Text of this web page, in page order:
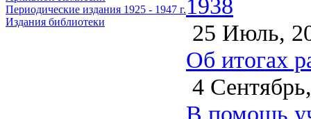
Периодические издания 1925 - 1947 г.
Издания библиотеки
1938
25 Июль,
Об итогах
4
В помощь